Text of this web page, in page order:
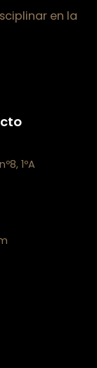
en la
1ºA